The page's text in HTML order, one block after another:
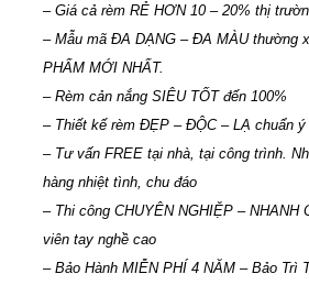
– Giá cả rèm RẺ HƠN 10 – 20% thị
– Mẫu mã ĐA DẠNG – ĐA MÀU thường
PHẨM MỚI NHẤT.
– Rèm cản nắng SIÊU TỐT đến 100%
– Thiết kế rèm ĐẸP – ĐỘC – LẠ chuẩn ý
– Tư vấn FREE tại nhà, tại công trình.
hàng nhiệt tình, chu đáo
– Thi công CHUYÊN NGHIỆP – NHANH
viên tay nghề cao
– Bảo Hành MIỄN PHÍ 4 NĂM – Bảo Trì